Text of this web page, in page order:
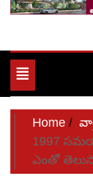
Toggle
navigation
Home
1997
ఎంతో